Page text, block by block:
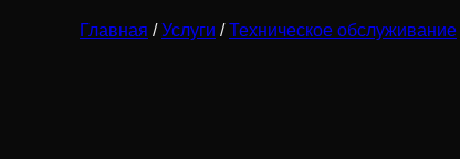
Главная /Услуги /Техническое обслуживание